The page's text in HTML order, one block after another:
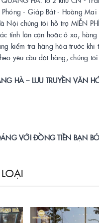
- Giáp Bát - Hoàng
chúng tôi hỗ trợ MIỄN
tỉnh lân cận hoặc ở xa, hàng
kiểm tra hàng hóa trước khi
yêu cầu đặt hàng, chúng
HÀ – LƯU TRUYỀN VĂN
VỚI ĐỒNG TIỀN BẠN